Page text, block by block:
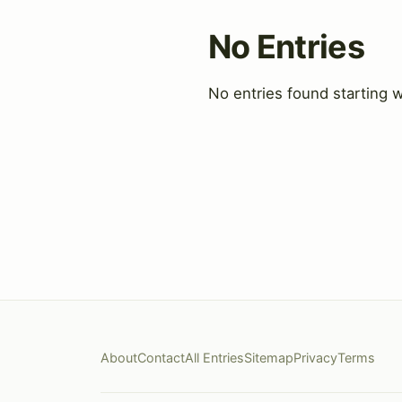
No Entries
No entries found starting
AboutContactAll EntriesSitemapPrivacyTerms